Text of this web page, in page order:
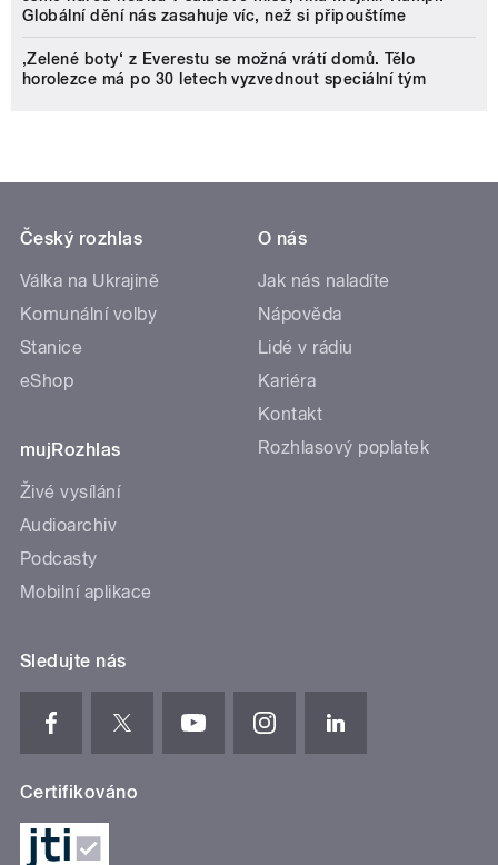
Globální dění nás zasahuje víc, než si připouštíme
‚Zelené boty‘ z Everestu se možná vrátí domů. Tělo
horolezce má po 30 letech vyzvednout speciální tým
Český rozhlas
Válka na Ukrajině
Komunální volby
Stanice
eShop
mujRozhlas
Živé vysílání
Audioarchiv
Podcasty
Mobilní aplikace
O nás
Jak nás naladíte
Nápověda
Lidé v rádiu
Kariéra
Kontakt
Rozhlasový poplatek
Sledujte nás
Certifikováno